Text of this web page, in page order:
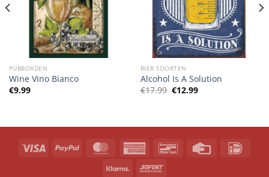
PUBBORDEN
Wine Vino Bianco
€9.99
BIER SOORTEN
Alcohol Is A Solution
€17.99 Oorspronkelijke
prijs
€12.99Huidige